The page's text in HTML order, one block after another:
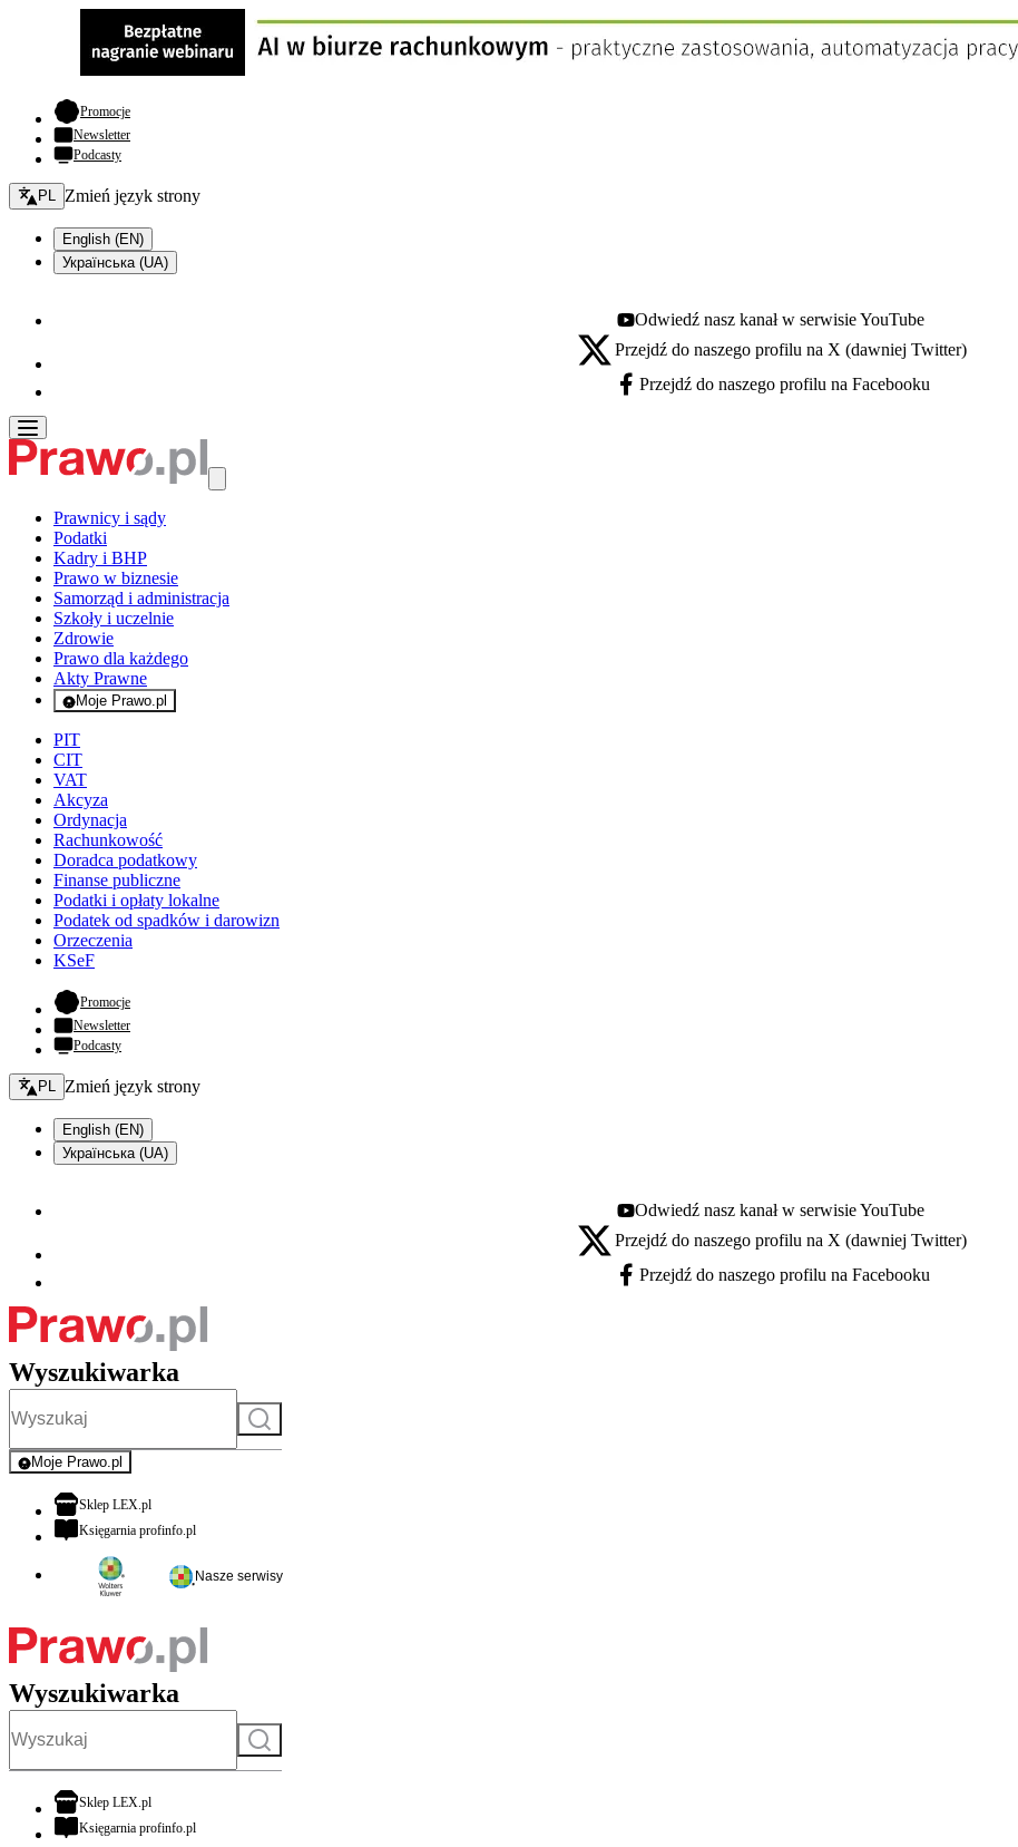
Promocje- otwiera się w nowej karcie
Newsletter
Podcasty
Zmień język - bieżący:
PL Zmień język strony
English (EN)
Українська (UA)
Youtube - otwiera się w nowej karcie
Odwiedź nasz kanał w serwisie YouTube
X - otwiera się w nowej karcie
Przejdź do naszego profilu na X (dawniej Twitter)
Facebook - otwiera się w nowej karcie
Przejdź do naszego profilu na Facebooku
Prawnicy i sądy
Podatki
Kadry i BHP
Prawo w biznesie
Samorząd i administracja
Szkoły i uczelnie
Zdrowie
Prawo dla każdego
Akty Prawne
Moje Prawo.pl
- rejestracja i logowanie do serwisu
PIT
CIT
VAT
Akcyza
Ordynacja
Rachunkowość
Doradca podatkowy
Finanse publiczne
Podatki i opłaty lokalne
Podatek od spadków i darowizn
Orzeczenia
KSeF
Promocje- otwiera się w nowej karcie
Newsletter
Podcasty
Zmień język - bieżący:
PL Zmień język strony
English (EN)
Українська (UA)
Youtube - otwiera się w nowej karcie
Odwiedź nasz kanał w serwisie YouTube
X - otwiera się w nowej karcie
Przejdź do naszego profilu na X (dawniej Twitter)
Facebook - otwiera się w nowej karcie
Przejdź do naszego profilu na Facebooku
Wyszukiwarka
Szukaj
Moje Prawo.pl
- rejestracja i logowanie do serwisu
Sklep LEX.plotwiera się w nowej karcie
Księgarnia profinfo.plotwiera się w nowej karcie
Nasze serwisy
Wyszukiwarka
Szukaj
Sklep LEX.plotwiera się w nowej karcie
Księgarnia profinfo.plotwiera się w nowej karcie